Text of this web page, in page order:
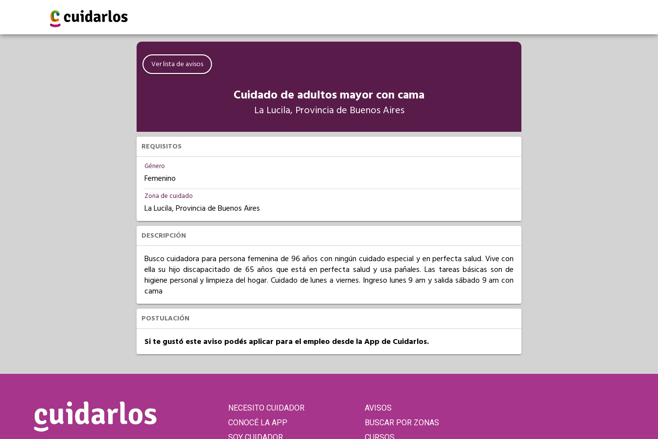
Ver lista de avisos
Cuidado de adultos mayor con cama
La Lucila, Provincia de Buenos Aires
REQUISITOS
Género
Femenino
Zona de cuidado
La Lucila, Provincia de Buenos Aires
DESCRIPCIÓN
Busco cuidadora para persona femenina de 96 años con ningún cuidado especial y en perfecta salud. Vive con
ella su hijo discapacitado de 65 años que está en perfecta salud y usa pañales. Las tareas básicas son de
higiene personal y limpieza del hogar. Cuidado de lunes a viernes. Ingreso lunes 9 am y salida sábado 9 am con
cama
POSTULACIÓN
Si te gustó este aviso podés aplicar para el empleo desde la App de Cuidarlos.
NECESITO CUIDADOR
CONOCÉ LA APP
AVISOS
BUSCAR POR ZONAS